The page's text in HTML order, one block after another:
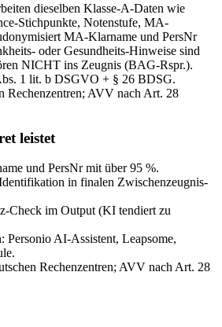
dieselben Klasse-A-Daten wie
Stichpunkte, Notenstufe, MA-
MA-Klarname und PersNr
oder Gesundheits-Hinweise sind
NICHT ins Zeugnis (BAG-Rspr.).
1 lit. b DSGVO + § 26 BDSG.
Rechenzentren; AVV nach Art. 28
leistet
und PersNr mit über 95 %.
in finalen Zwischenzeugnis-
Check im Output (KI tendiert zu
Personio AI-Assistent, Leapsome,
Rechenzentren; AVV nach Art. 28